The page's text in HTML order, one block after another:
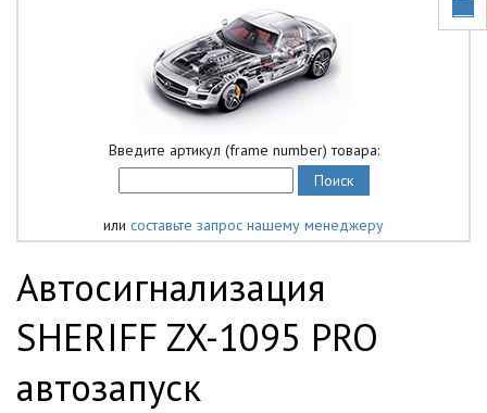
Введите артикул (frame number) товара:
или составьте запрос нашему менеджеру
Автосигнализация
SHERIFF ZX-1095 PRO
автозапуск